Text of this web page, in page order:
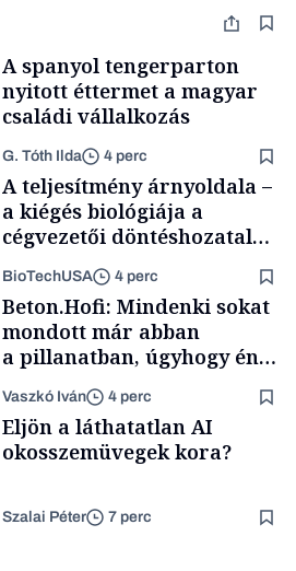
A spanyol tengerparton
nyitott éttermet a magyar
családi vállalkozás
G. Tóth Ilda 4 perc
A teljesítmény árnyoldala –
a kiégés biológiája a
cégvezetői döntéshozatal
BioTechUSA 4 perc
Beton.Hofi: Mindenki sokat
mondott már abban
a pillanatban, úgyhogy én
gondolataimat akartam
kimondani
Vaszkó Iván 4 perc
Eljön a láthatatlan AI
okosszemüvegek kora?
Szalai Péter 7 perc